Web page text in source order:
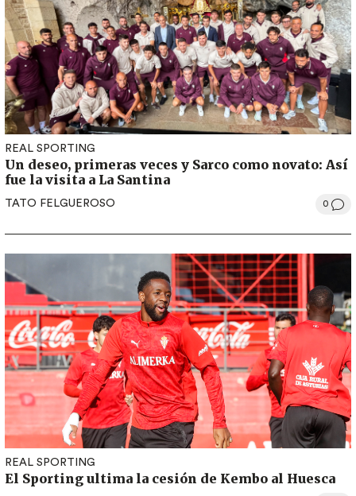
REAL SPORTING
Un deseo, primeras veces y Sarco como novato: Así
fue la visita a La Santina
TATO FELGUEROSO 0
REAL SPORTING
El Sporting ultima la cesión de Kembo al Huesca